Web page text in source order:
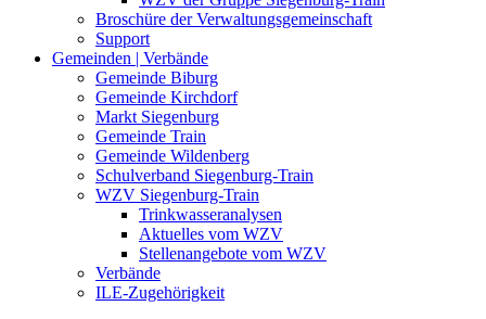
Broschüre der Verwaltungsgemeinschaft
Support
Gemeinden | Verbände
Gemeinde Biburg
Gemeinde Kirchdorf
Markt Siegenburg
Gemeinde Train
Gemeinde Wildenberg
Schulverband Siegenburg-Train
WZV Siegenburg-Train
Trinkwasseranalysen
Aktuelles vom WZV
Stellenangebote vom WZV
Verbände
ILE-Zugehörigkeit